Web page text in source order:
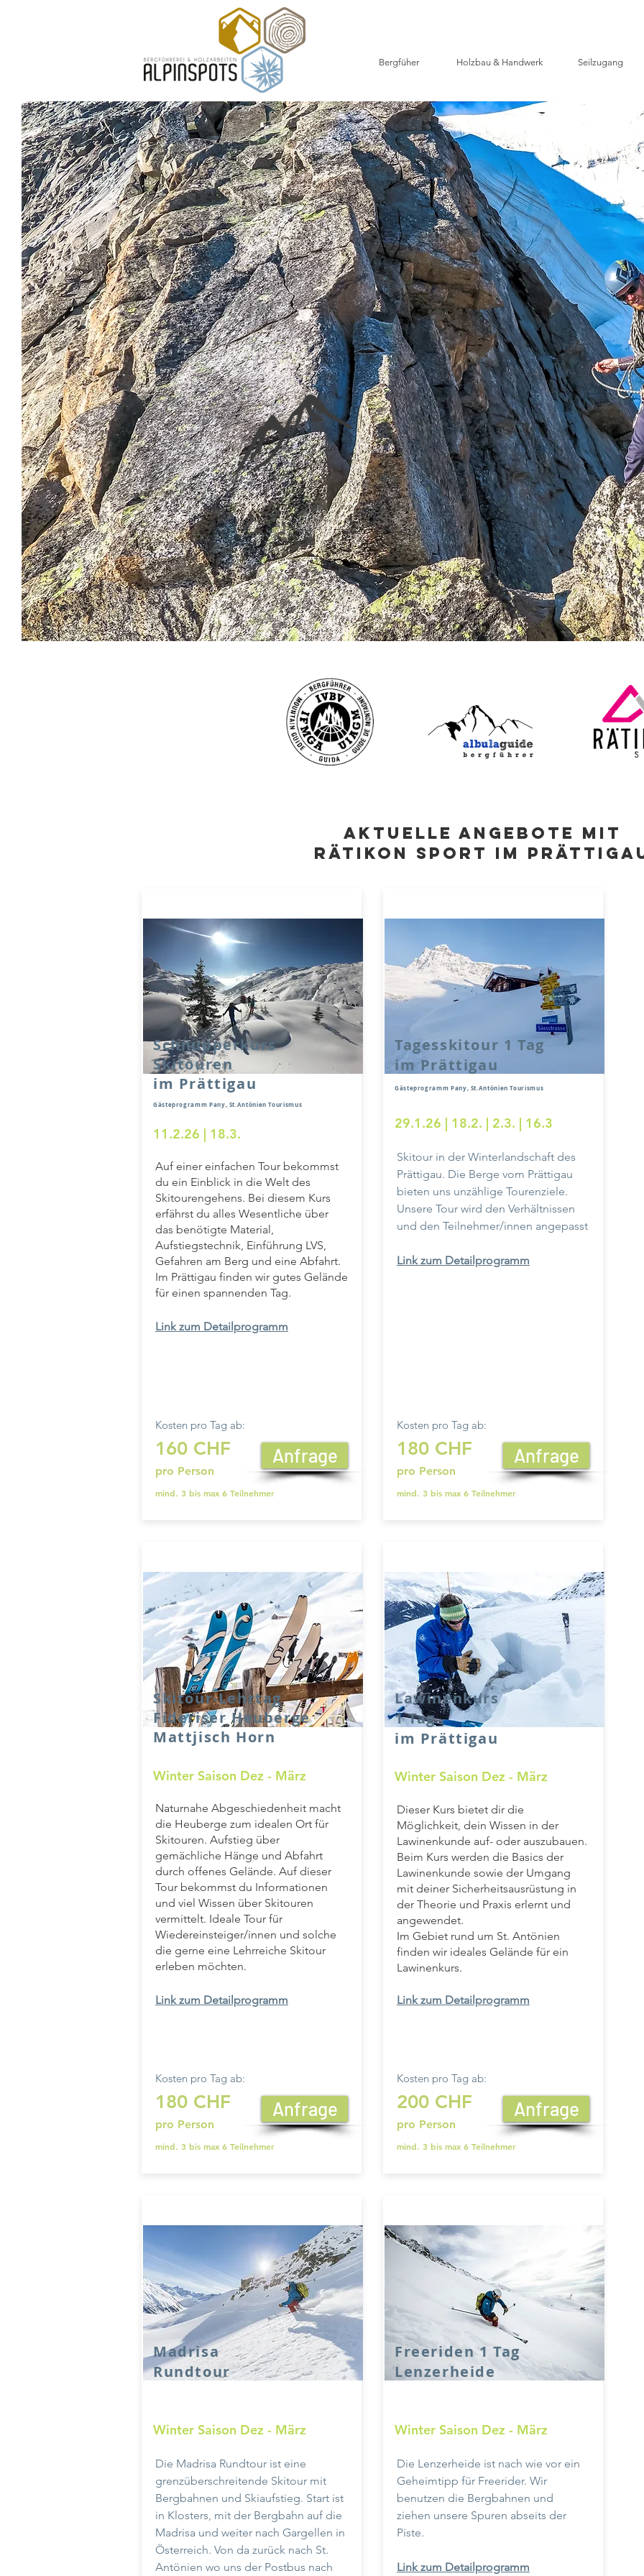
Bergfüher Holzbau & Handwerk Seilzugang
Ihr Spezialist
für Berg,
Fels & Holz
BERGFÜHRER HOLZARBEIT
Aktuelle Angebote mit
Rätikon Sport im
Schnupperkurs
Skitouren
im Prättigau
Gästeprogramm Pany, St.Antönien Tourismus
11.2.26 | 18.3.
Auf einer einfachen Tour bekommst
du ein Einblick in die Welt des
Skitourengehens. Bei diesem Kurs
erfährst du alles Wesentliche über
das benötigte Material,
Aufstiegstechnik, Einführung LVS,
Gefahren am Berg und eine Abfahrt.
Im Prättigau finden wir gutes Gelände
für einen spannenden Tag.
Link zum Detailprogramm
Kosten pro Tag ab:
160 CHF
pro Person
mind. 3 bis max 6 Teilnehmer
Anfrage
Skitour-Lehrtag
Fideriser Heuberge
Mattjisch Horn
Winter Saison Dez - März
Naturnahe Abgeschiedenheit macht
die Heuberge zum idealen Ort für
Skitouren. Aufstieg über
gemächliche Hänge und Abfahrt
durch offenes Gelände. Auf dieser
Tour bekommst du Informationen
und viel Wissen über Skitouren
vermittelt. Ideale Tour für
Wiedereinsteiger/innen und solche
die gerne eine Lehrreiche Skitour
erleben möchten.
Link zum Detailprogramm
Kosten pro Tag ab:
180 CHF
pro Person
mind. 3 bis max 6 Teilnehmer
Anfrage
Madrisa
Rundtour
Winter Saison Dez - März
Die Madrisa Rundtour ist eine
grenzüberschreitende Skitour mit
Bergbahnen und Skiaufstieg. Start ist
in Klosters, mit der Bergbahn auf die
Madrisa und weiter nach Gargellen in
Österreich. Von da zurück nach St.
Antönien wo uns der Postbus nach
Tagesskitour 1 Tag
im Prättigau
Gästeprogramm Pany, St.Antönien Tourismus
29.1.26 | 18.2. | 2.3. | 16.3
Skitour in der Winterlandschaft des
Prättigau. Die Berge vom Prättigau
bieten uns unzählige Tourenziele.
Unsere Tour wird den Verhältnissen
und den Teilnehmer/innen angepasst
Link zum Detailprogramm
Kosten pro Tag ab:
180 CHF
pro Person
mind. 3 bis max 6 Teilnehmer
Anfrage
Lawinenkurs
1 Tag
im Prättigau
Winter Saison Dez - März
Dieser Kurs bietet dir die
Möglichkeit, dein Wissen in der
Lawinenkunde auf- oder auszubauen.
Beim Kurs werden die Basics der
Lawinenkunde sowie der Umgang
mit deiner Sicherheitsausrüstung in
der Theorie und Praxis erlernt und
angewendet.
Im Gebiet rund um St. Antönien
finden wir ideales Gelände für ein
Lawinenkurs.
Link zum Detailprogramm
Kosten pro Tag ab:
200 CHF
pro Person
mind. 3 bis max 6 Teilnehmer
Anfrage
Freeriden 1 Tag
Lenzerheide
Winter Saison Dez - März
Die Lenzerheide ist nach wie vor ein
Geheimtipp für Freerider. Wir
benutzen die Bergbahnen und
ziehen unsere Spuren abseits der
Piste.
Link zum Detailprogramm